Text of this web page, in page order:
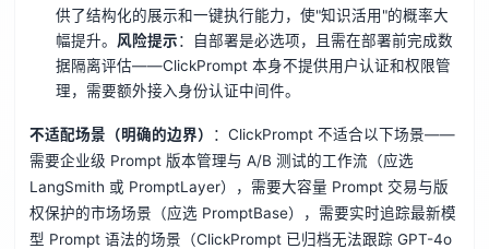
供了结构化的展示和一键执行能力，使"知识活用"的概率大
幅提升。 风险提示：自部署是必选项，且需在部署前完成数
据隔离评估——ClickPrompt 本身不提供用户认证和权限管
理，需要额外接入身份认证中间件。
不适配场景（明确的边界）
：ClickPrompt 不适合以下场景——
需要企业级 Prompt 版本管理与 A/B 测试的工作流（应选
LangSmith 或 PromptLayer），需要大容量 Prompt 交易与版
权保护的市场场景（应选 PromptBase），需要实时追踪最新模
型 Prompt 语法的场景（ClickPrompt 已归档无法跟踪 GPT-4o